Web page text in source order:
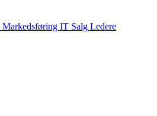
Markedsføring IT Salg Ledere